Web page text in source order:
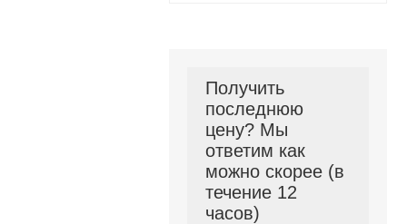
Получить
последнюю
цену? Мы
ответим как
можно скорее (в
течение 12
часов)